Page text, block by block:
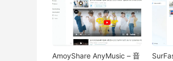
AmoyShare AnyMusic – 音